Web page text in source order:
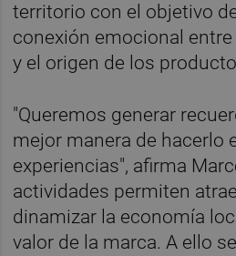
territorio con el objetivo
conexión emocional
y el origen de los
"Queremos generar
mejor manera de hacerlo
experiencias", afirma
actividades permiten
dinamizar la economía
valor de la marca. A ello